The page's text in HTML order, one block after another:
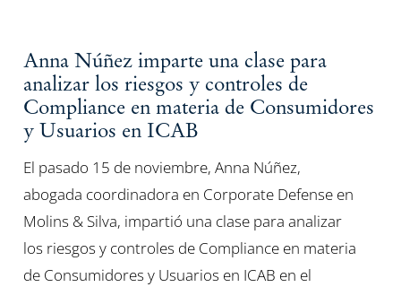
Anna Núñez imparte una clase para
analizar los riesgos y controles de
Compliance en materia de Consumidores
y Usuarios en ICAB
El pasado 15 de noviembre, Anna Núñez,
abogada coordinadora en Corporate Defense en
Molins & Silva, impartió una clase para analizar
los riesgos y controles de Compliance en materia
de Consumidores y Usuarios en ICAB en el